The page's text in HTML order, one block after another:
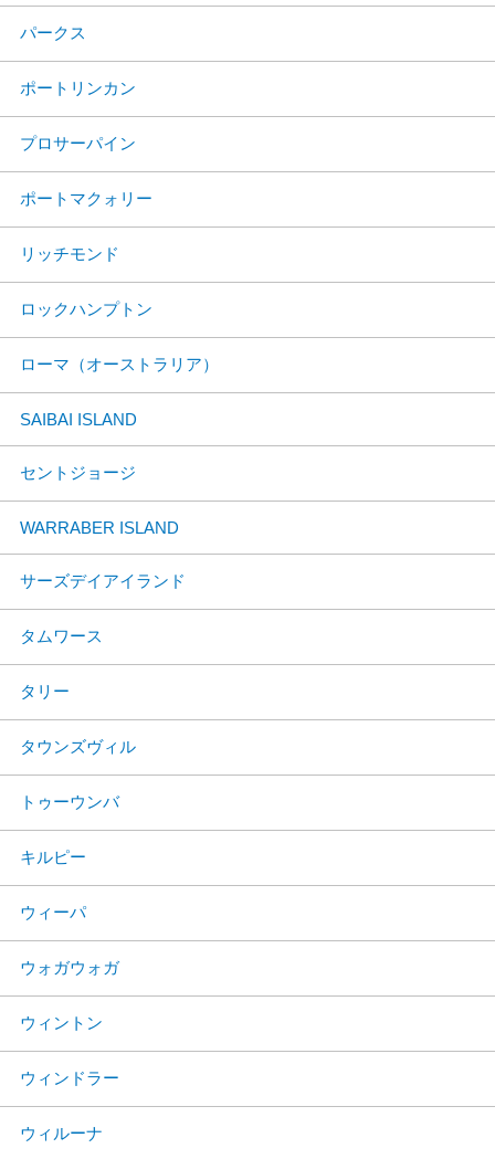
パークス
ポートリンカン
プロサーパイン
ポートマクォリー
リッチモンド
ロックハンプトン
ローマ（オーストラリア）
SAIBAI ISLAND
セントジョージ
WARRABER ISLAND
サーズデイアイランド
タムワース
タリー
タウンズヴィル
トゥーウンバ
キルピー
ウィーパ
ウォガウォガ
ウィントン
ウィンドラー
ウィルーナ